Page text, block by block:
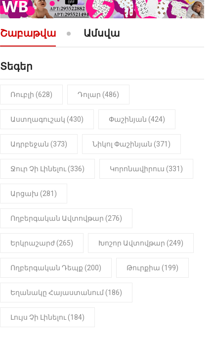
ՔԱՂԱՔԱԿԱՆ 10:52
«Լեզվիդ տալու փոխարեն
արտաբերիր այս երկու
նախադասությունը»․ Իշխան
Նիկոլ Փաշինյան
ԻՐԱԴԱՐՁԱՅԻՆ 22:01
հայտնաբերվել է
մանկապղծության համար
մարմինը
Շաբաթվա Ամսվա
Տեգեր
Ռուբլի (628) Դոլար (486)
Աստղագուշակ (430) Փաշինյան (424)
Ադրբեջան (373) Նիկոլ Փաշինյան (371)
Ջուր Չի Լինելու (336) Կորոնավիրուս (331)
Արցախ (281)
Ողբերգական Ավտովթար (276)
Երկրաշարժ (265) Խոշոր Ավտովթար (249)
Ողբերգական Դեպք (200) Թուրքիա (199)
Եղանակը Հայաստանում (186)
Լույս Չի Լինելու (184)